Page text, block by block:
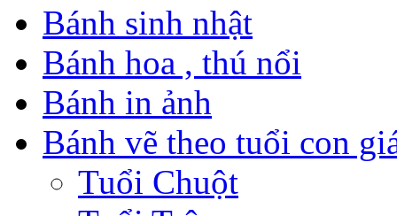
Bánh sinh nhật
Bánh hoa , thú nổi
Bánh in ảnh
Bánh vẽ theo tuổi con
Tuổi Chuột